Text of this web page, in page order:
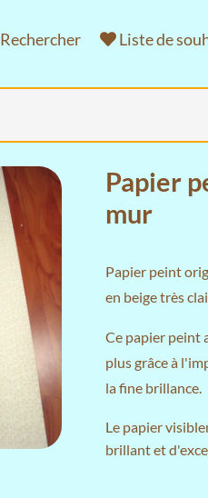
Rechercher Liste de
Papier
mur
Papier peint
en beige très
Ce papier peint
plus grâce à
la fine brillance.
Le papier
brillant et